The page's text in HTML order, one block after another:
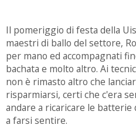
Il pomeriggio di festa della
maestri di ballo del settore,
per mano ed accompagnati
bachata e molto altro. Ai
non è rimasto altro che
risparmiarsi, certi che c'era
andare a ricaricare le batterie
a farsi sentire.